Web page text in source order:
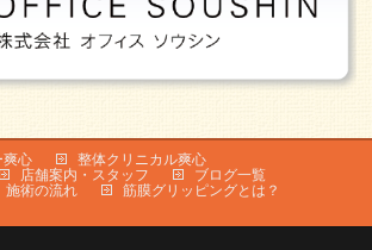
爽心
整体クリニカル爽心
店舗案内・スタッフ
ブログ一覧
施術の流れ
筋膜グリッピングとは？